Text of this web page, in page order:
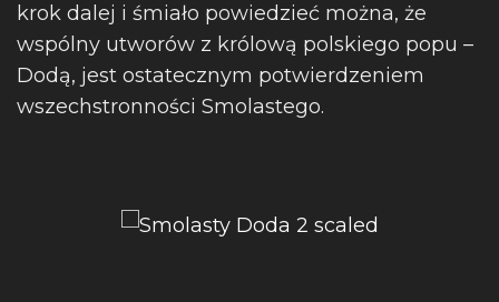
krok dalej i śmiało powiedzieć można, że
wspólny utworów z królową polskiego popu –
Dodą, jest ostatecznym potwierdzeniem
wszechstronności Smolastego.